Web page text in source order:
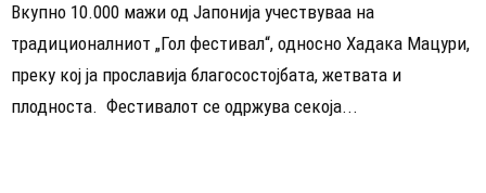
Вкупно 10.000 мажи од Јапонија учествуваа на
традиционалниот „Гол фестивал“, односно Хадака Мацури,
преку кој ја прославија благосостојбата, жетвата и
плодноста. Фестивалот се одржува секоја...